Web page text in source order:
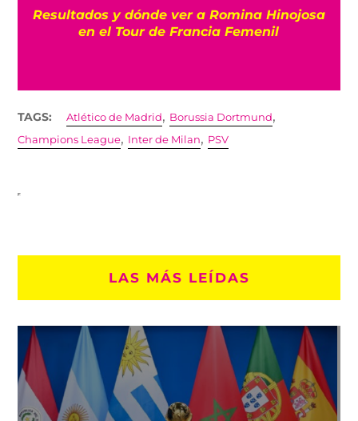
Todas las opciones: ¿Dónde ver la
pretemporada y temporada 2026 de la NFL
TAGS: Atlético de Madrid, Borussia Dortmund,
Champions League, Inter de Milan, PSV
LAS MÁS LEÍDAS